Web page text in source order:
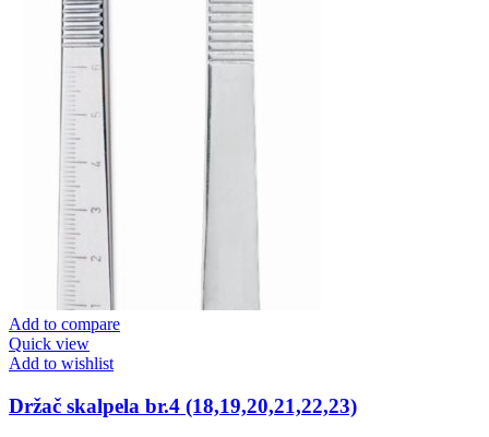
Add to compare
Quick view
Add to wishlist
Držač skalpela br.4 (18,19,20,21,22,23)